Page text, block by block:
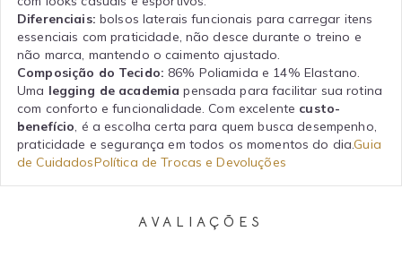
Diferenciais: bolsos laterais funcionais para carregar itens
essenciais com praticidade, não desce durante o treino e
não marca, mantendo o caimento ajustado.
Composição do Tecido: 86% Poliamida e 14% Elastano.
Uma legging de academia pensada para facilitar sua rotina
com conforto e funcionalidade. Com excelente custo-
benefício , é a escolha certa para quem busca desempenho,
praticidade e segurança em todos os momentos do dia.Guia
de CuidadosPolítica de Trocas e Devoluções
AVALIAÇÕES